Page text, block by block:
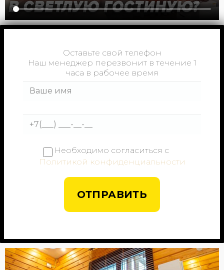
Оставьте свой телефон
Наш менеджер перезвонит в течение 1
часа в рабочее время
Необходимо согласиться с
Политикой конфиденциальности